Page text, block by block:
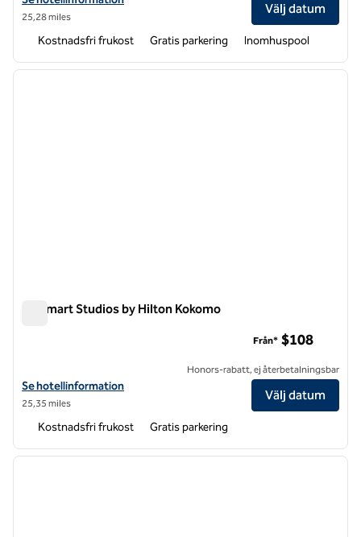
25,28 miles
Välj datum
Kostnadsfri frukost Gratis parkering Inomhuspool
1 av 12
nästa
LivSmart Studios by Hilton Kokomo
Visa hotelluppgifter för LivSmart Studios by Hilton Kokomo
Se hotellinformation
25,35 miles
Från* $108
Honors-rabatt, ej återbetalningsbar
Välj datum
Kostnadsfri frukost Gratis parkering
1 av 11
nästa